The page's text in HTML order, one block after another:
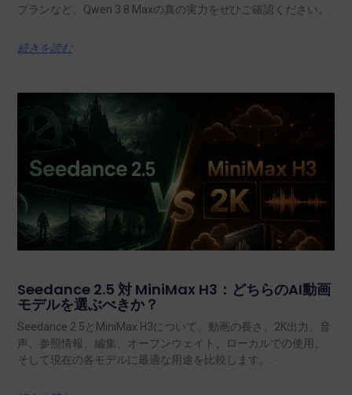
プランなど、Qwen 3.8 Maxの真の実力をぜひご確認ください。.
続きを読む
Seedance 2.5 対 MiniMax H3：どちらのAI動画
モデルを選ぶべきか？
Seedance 2.5とMiniMax H3について、動画の長さ、2K出力、音
声、参照情報、編集、オープンウェイト、ローカルでの使用、
そして現在の各モデルに最適な用途を比較します。.